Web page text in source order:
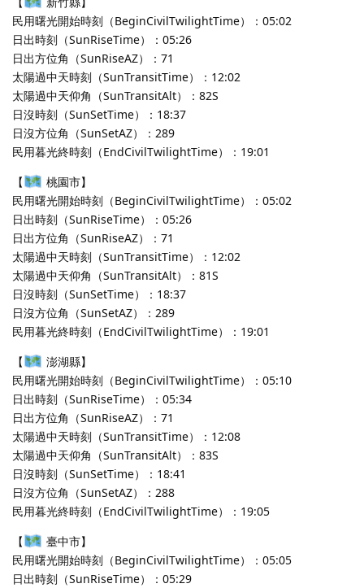
民用曙光開始時刻（BeginCivilTwilightTime）：05:02
日出時刻（SunRiseTime）：05:26
日出方位角（SunRiseAZ）：71
太陽過中天時刻（SunTransitTime）：12:02
太陽過中天仰角（SunTransitAlt）：82S
日沒時刻（SunSetTime）：18:37
日沒方位角（SunSetAZ）：289
民用暮光終時刻（EndCivilTwilightTime）：19:01
【
桃園市】
民用曙光開始時刻（BeginCivilTwilightTime）：05:02
日出時刻（SunRiseTime）：05:26
日出方位角（SunRiseAZ）：71
太陽過中天時刻（SunTransitTime）：12:02
太陽過中天仰角（SunTransitAlt）：81S
日沒時刻（SunSetTime）：18:37
日沒方位角（SunSetAZ）：289
民用暮光終時刻（EndCivilTwilightTime）：19:01
【
澎湖縣】
民用曙光開始時刻（BeginCivilTwilightTime）：05:10
日出時刻（SunRiseTime）：05:34
日出方位角（SunRiseAZ）：71
太陽過中天時刻（SunTransitTime）：12:08
太陽過中天仰角（SunTransitAlt）：83S
日沒時刻（SunSetTime）：18:41
日沒方位角（SunSetAZ）：288
民用暮光終時刻（EndCivilTwilightTime）：19:05
【
臺中市】
民用曙光開始時刻（BeginCivilTwilightTime）：05:05
日出時刻（SunRiseTime）：05:29